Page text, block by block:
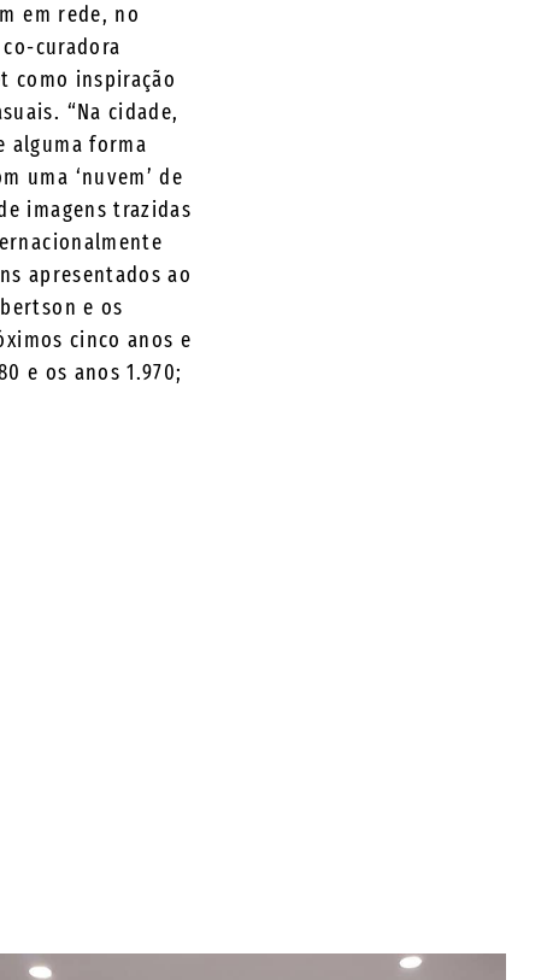
em rede, no
curadora
como inspiração
“Na cidade,
alguma forma
uma ‘nuvem’ de
imagens trazidas
apresentados ao
e os
cinco anos e
e os anos 1.970;